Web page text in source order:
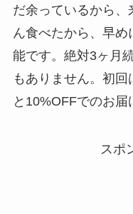
だ余っているから、
ん食べたから、早
能です。絶対3ヶ月
もありません。初
と10%OFFでのお届
スポ